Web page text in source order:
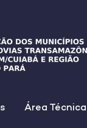
Área Técnica